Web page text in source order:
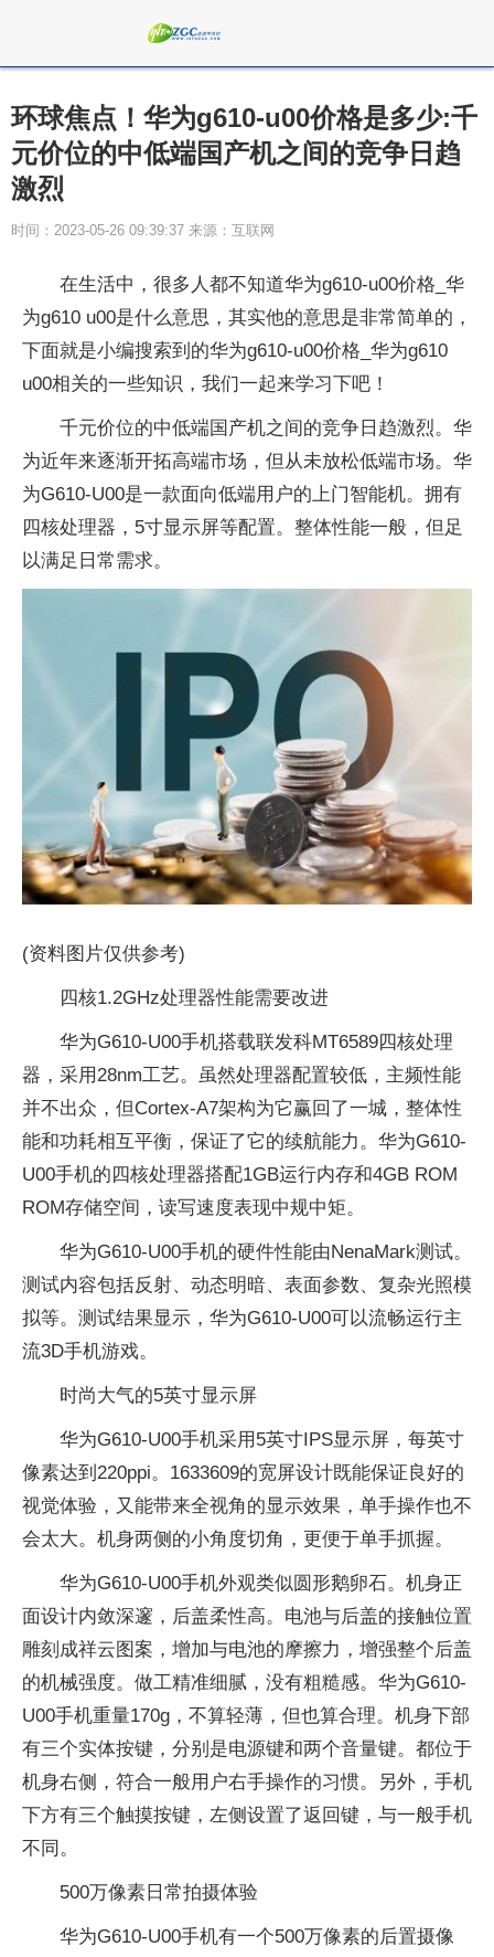
环球焦点！华为g610-u00价格是多少:千
元价位的中低端国产机之间的竞争日趋
激烈
时间：2023-05-26 09:39:37 来源：互联网
在生活中，很多人都不知道华为g610-u00价格_华
为g610 u00是什么意思，其实他的意思是非常简单的，
下面就是小编搜索到的华为g610-u00价格_华为g610
u00相关的一些知识，我们一起来学习下吧！
千元价位的中低端国产机之间的竞争日趋激烈。华
为近年来逐渐开拓高端市场，但从未放松低端市场。华
为G610-U00是一款面向低端用户的上门智能机。拥有
四核处理器，5寸显示屏等配置。整体性能一般，但足
以满足日常需求。
(资料图片仅供参考)
四核1.2GHz处理器性能需要改进
华为G610-U00手机搭载联发科MT6589四核处理
器，采用28nm工艺。虽然处理器配置较低，主频性能
并不出众，但Cortex-A7架构为它赢回了一城，整体性
能和功耗相互平衡，保证了它的续航能力。华为G610-
U00手机的四核处理器搭配1GB运行内存和4GB ROM
ROM存储空间，读写速度表现中规中矩。
华为G610-U00手机的硬件性能由NenaMark测试。
测试内容包括反射、动态明暗、表面参数、复杂光照模
拟等。测试结果显示，华为G610-U00可以流畅运行主
流3D手机游戏。
时尚大气的5英寸显示屏
华为G610-U00手机采用5英寸IPS显示屏，每英寸
像素达到220ppi。1633609的宽屏设计既能保证良好的
视觉体验，又能带来全视角的显示效果，单手操作也不
会太大。机身两侧的小角度切角，更便于单手抓握。
华为G610-U00手机外观类似圆形鹅卵石。机身正
面设计内敛深邃，后盖柔性高。电池与后盖的接触位置
雕刻成祥云图案，增加与电池的摩擦力，增强整个后盖
的机械强度。做工精准细腻，没有粗糙感。华为G610-
U00手机重量170g，不算轻薄，但也算合理。机身下部
有三个实体按键，分别是电源键和两个音量键。都位于
机身右侧，符合一般用户右手操作的习惯。另外，手机
下方有三个触摸按键，左侧设置了返回键，与一般手机
不同。
500万像素日常拍摄体验
华为G610-U00手机有一个500万像素的后置摄像